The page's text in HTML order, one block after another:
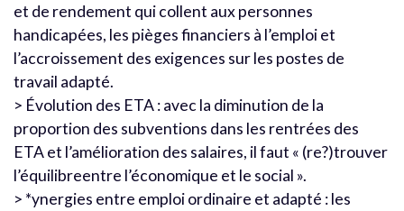
et de rendement qui collent aux personnes
handicapées, les pièges financiers à l’emploi et
l’accroissement des exigences sur les postes de
travail adapté.
> Évolution des ETA : avec la diminution de la
proportion des subventions dans les rentrées des
ETA et l’amélioration des salaires, il faut « (re?)trouver
l’équilibreentre l’économique et le social ».
> *ynergies entre emploi ordinaire et adapté : les